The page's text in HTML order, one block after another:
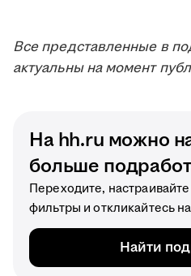
Все представленные в
актуальны на момент
На hh.ru можно
больше
Переходите,
фильтры и откликайтесь
Найти